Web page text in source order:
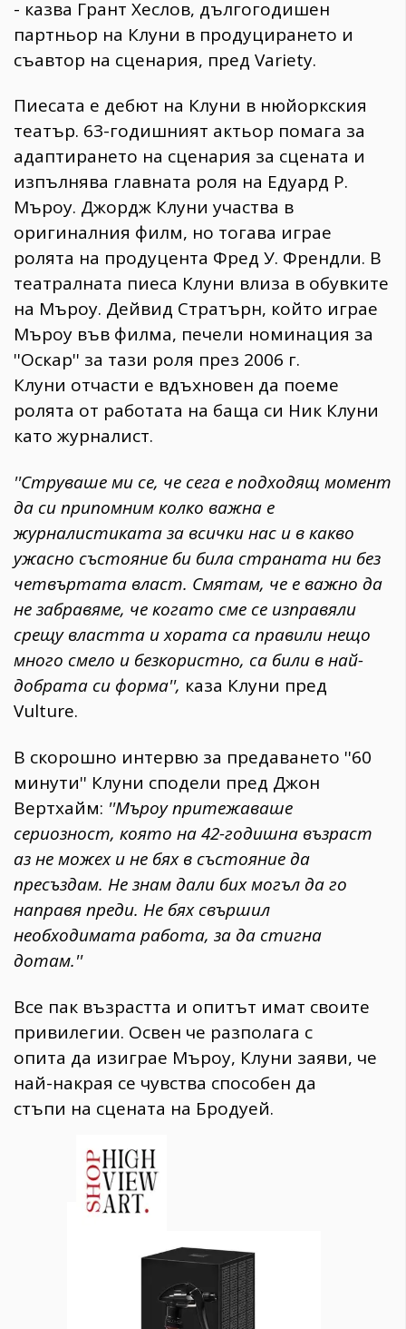
- казва Грант Хеслов, дългогодишен
партньор на Клуни в продуцирането и
съавтор на сценария, пред Variety.
Пиесата е дебют на Клуни в нюйоркския
театър. 63-годишният актьор помага за
адаптирането на сценария за сцената и
изпълнява главната роля на Едуард Р.
Мъроу. Джордж Клуни участва в
оригиналния филм, но тогава играе
ролята на продуцента Фред У. Френдли. В
театралната пиеса Клуни влиза в обувките
на Мъроу. Дейвид Стратърн, който играе
Мъроу във филма, печели номинация за
''Оскар'' за тази роля през 2006 г.
Клуни отчасти е вдъхновен да поеме
ролята от работата на баща си Ник Клуни
като журналист.
''Струваше ми се, че сега е подходящ момент
да си припомним колко важна е
журналистиката за всички нас и в какво
ужасно състояние би била страната ни без
четвъртата власт. Смятам, че е важно да
не забравяме, че когато сме се изправяли
срещу властта и хората са правили нещо
много смело и безкористно, са били в най-
добрата си форма'', каза Клуни пред
Vulture.
В скорошно интервю за предаването ''60
минути'' Клуни сподели пред Джон
Вертхайм: ''Мъроу притежаваше
сериозност, която на 42-годишна възраст
аз не можех и не бях в състояние да
пресъздам. Не знам дали бих могъл да го
направя преди. Не бях свършил
необходимата работа, за да стигна
дотам.''
Все пак възрастта и опитът имат своите
привилегии. Освен че разполага с
опита да изиграе Мъроу, Клуни заяви, че
най-накрая се чувства способен да
стъпи на сцената на Бродуей.